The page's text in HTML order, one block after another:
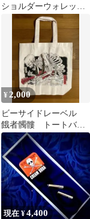
ショルダーウォレット
ブラック 豹柄 髑髏 骸
¥ 2,000
ビーサイドレーベル
餓者髑髏 トートバッ
グ B-SIDE LABEL
現在 ¥4,400